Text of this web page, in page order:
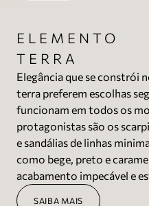
ELEMENTO
TERRA
Elegância que se constrói
terra preferem escolhas
funcionam em todos os
protagonistas são os
e sandálias de linhas
como bege, preto e
acabamento impecável e
SAIBA MAIS